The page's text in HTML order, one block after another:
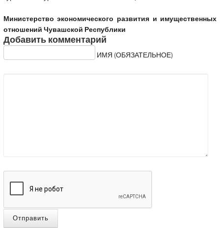
Министерство экономического развития и имущественных
отношений Чувашской Республики
Добавить комментарий
ИМЯ (ОБЯЗАТЕЛЬНОЕ)
Отправить